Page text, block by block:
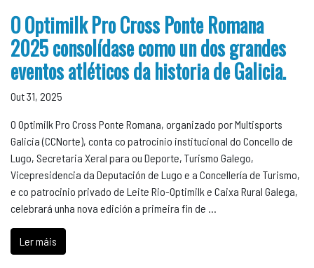
O Optimilk Pro Cross Ponte Romana
2025 consolídase como un dos grandes
eventos atléticos da historia de Galicia.
Out 31, 2025
O Optimilk Pro Cross Ponte Romana, organizado por Multisports
Galicia (CCNorte), conta co patrocinio institucional do Concello de
Lugo, Secretaria Xeral para ou Deporte, Turismo Galego,
Vicepresidencia da Deputación de Lugo e a Concellería de Turismo,
e co patrocinio privado de Leite Rio-Optimilk e Caixa Rural Galega,
celebrará unha nova edición a primeira fin de …
Ler máis